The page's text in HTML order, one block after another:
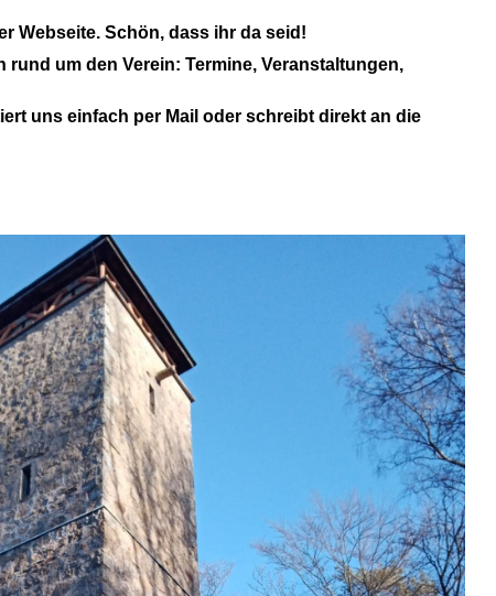
Webseite. Schön, dass ihr da seid!
rund um den Verein: Termine, Veranstaltungen,
uns einfach per Mail oder schreibt direkt an die